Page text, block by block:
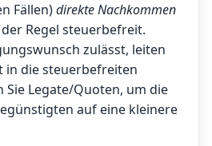
Fällen)direkte Nachkommen
Regel steuerbefreit.
zulässt, leiten
in die steuerbefreiten
Sie Legate/Quoten, um die
auf eine kleinere